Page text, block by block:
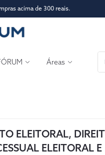
acima de 300 reais.
Áreas
ELEITORAL,
ELEITORAL E